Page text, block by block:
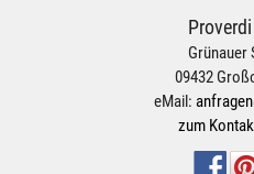
Grünauer
09432
eMail:
zum